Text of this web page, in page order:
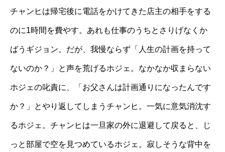
チャンヒは帰宅後に電話をかけてきた店主の相手をする
のに1時間を費やす。あれも仕事のうちとさりげなくか
ばうギジョン。だが、我慢ならず「人生の計画を持って
ないのか？」と声を荒げるホジェ。なかなか収まらない
ホジェの叱責に、「お父さんは計画通りになったんです
か？」とやり返してしまうチャンヒ。一気に意気消沈す
るホジェ。チャンヒは一旦家の外に退避して戻ると、じ
っと部屋で空を見つめているホジェ。寂しそうな背中を